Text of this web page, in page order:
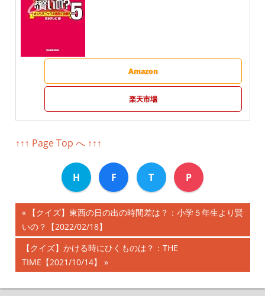
Amazon
楽天市場
↑↑↑ Page Top へ ↑↑↑
H F T P
投
稿
ナ
前
の
記
事:
【クイズ】東西の日の出の時間差は？：小学５年生より賢
いの？【2022/02/18】
次
の
事:
【クイズ】かける時にひくものは？：THE
TIME【2021/10/14】